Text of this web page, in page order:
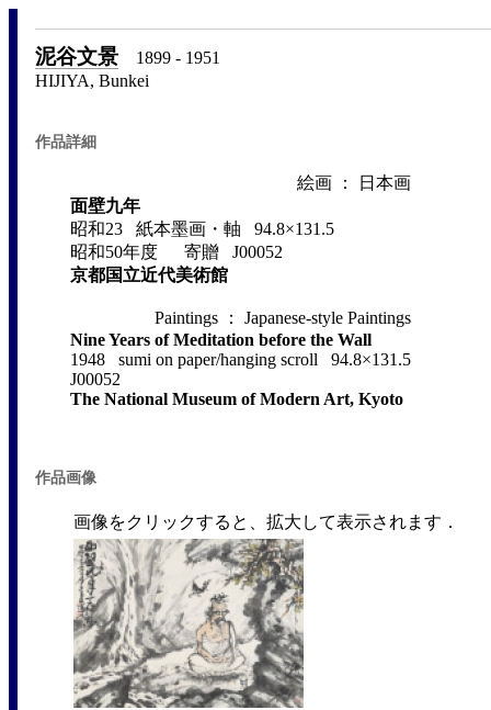
泥谷文景 1899 - 1951
HIJIYA, Bunkei
作品詳細
絵画 ： 日本画
面壁九年
昭和23 紙本墨画・軸 94.8×131.5
昭和50年度 寄贈 J00052
京都国立近代美術館
Paintings ： Japanese-style Paintings
Nine Years of Meditation before the Wall
1948 sumi on paper/hanging scroll 94.8×131.5
J00052
The National Museum of Modern Art, Kyoto
作品画像
画像をクリックすると、拡大して表示されます．